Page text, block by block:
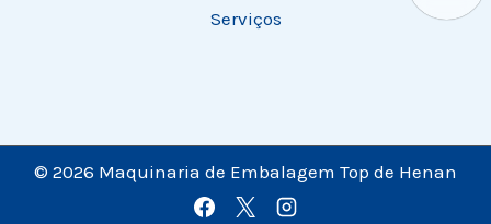
Serviços
© 2026 Maquinaria de Embalagem Top de Henan